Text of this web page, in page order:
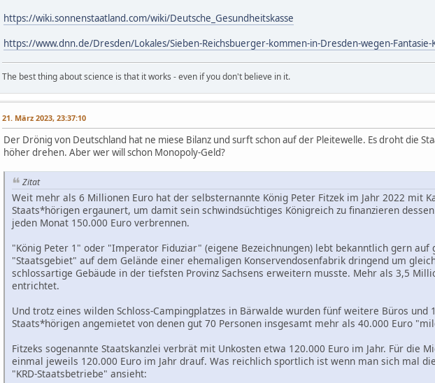
https://wiki.sonnenstaatland.com/wiki/Deutsche_Gesundheitskasse
https://www.dnn.de/Dresden/Lokales/Sieben-Reichsbuerger-kommen-in-Dresden-wegen-
The best thing about science is that it works - even if you don't believe in it.
21. März 2023, 23:37:10
Der Drönig von Deutschland hat ne miese Bilanz und surft schon auf der Pleitewelle. Es droht die
höher drehen. Aber wer will schon Monopoly-Geld?
Zitat
Weit mehr als 6 Millionen Euro hat der selbsternannte König Peter Fitzek im Jahr 2022 mit
Staats*hörigen ergaunert, um damit sein schwindsüchtiges Königreich zu finanzieren
jeden Monat 150.000 Euro verbrennen.
"König Peter 1" oder "Imperator Fiduziar" (eigene Bezeichnungen) lebt bekanntlich gern
"Staatsgebiet" auf dem Gelände einer ehemaligen Konservendosenfabrik dringend um
schlossartige Gebäude in der tiefsten Provinz Sachsens erweitern musste. Mehr als 3,5
entrichtet.
Und trotz eines wilden Schloss-Campingplatzes in Bärwalde wurden fünf weitere Büros und
Staats*hörigen angemietet von denen gut 70 Personen insgesamt mehr als 40.000 Euro
Fitzeks sogenannte Staatskanzlei verbrät mit Unkosten etwa 120.000 Euro im Jahr. Für die
einmal jeweils 120.000 Euro im Jahr drauf. Was reichlich sportlich ist wenn man sich mal
"KRD-Staatsbetriebe" ansieht: